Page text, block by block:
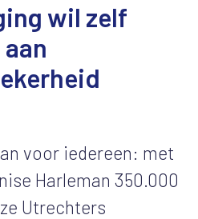
wil zelf
voor iedereen: met
Harleman 350.000
Utrechters